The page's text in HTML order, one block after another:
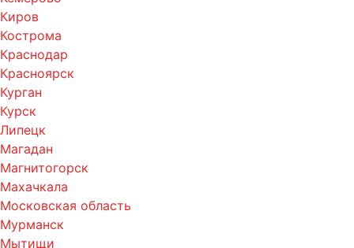
Киров
Кострома
Краснодар
Красноярск
Курган
Курск
Липецк
Магадан
Магнитогорск
Махачкала
Московская область
Мурманск
Мытищи